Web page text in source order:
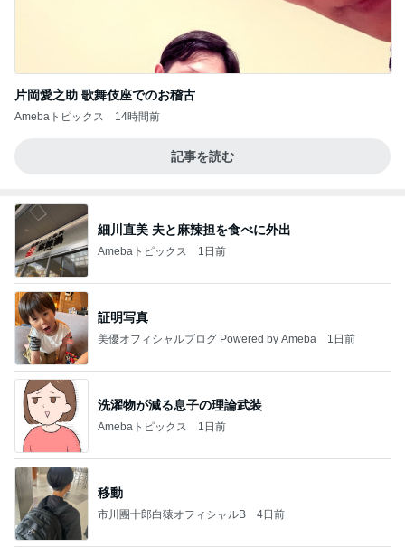
片岡愛之助 歌舞伎座でのお稽古
Amebaトピックス 14時間前
記事を読む
細川直美 夫と麻辣担を食べに外出
Amebaトピックス 1日前
証明写真
美優オフィシャルブログ Powered by Ameba 1日前
洗濯物が減る息子の理論武装
Amebaトピックス 1日前
移動
市川團十郎白猿オフィシャルB 4日前